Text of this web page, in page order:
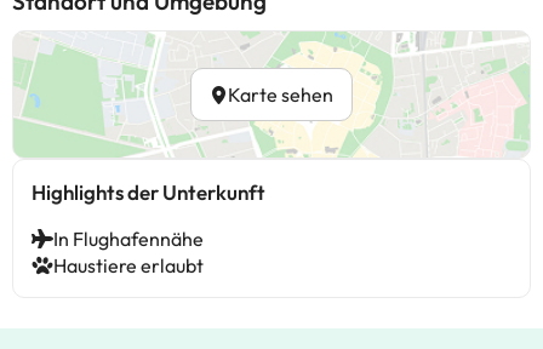
Karte sehen
Highlights der Unterkunft
In Flughafennähe
Haustiere erlaubt